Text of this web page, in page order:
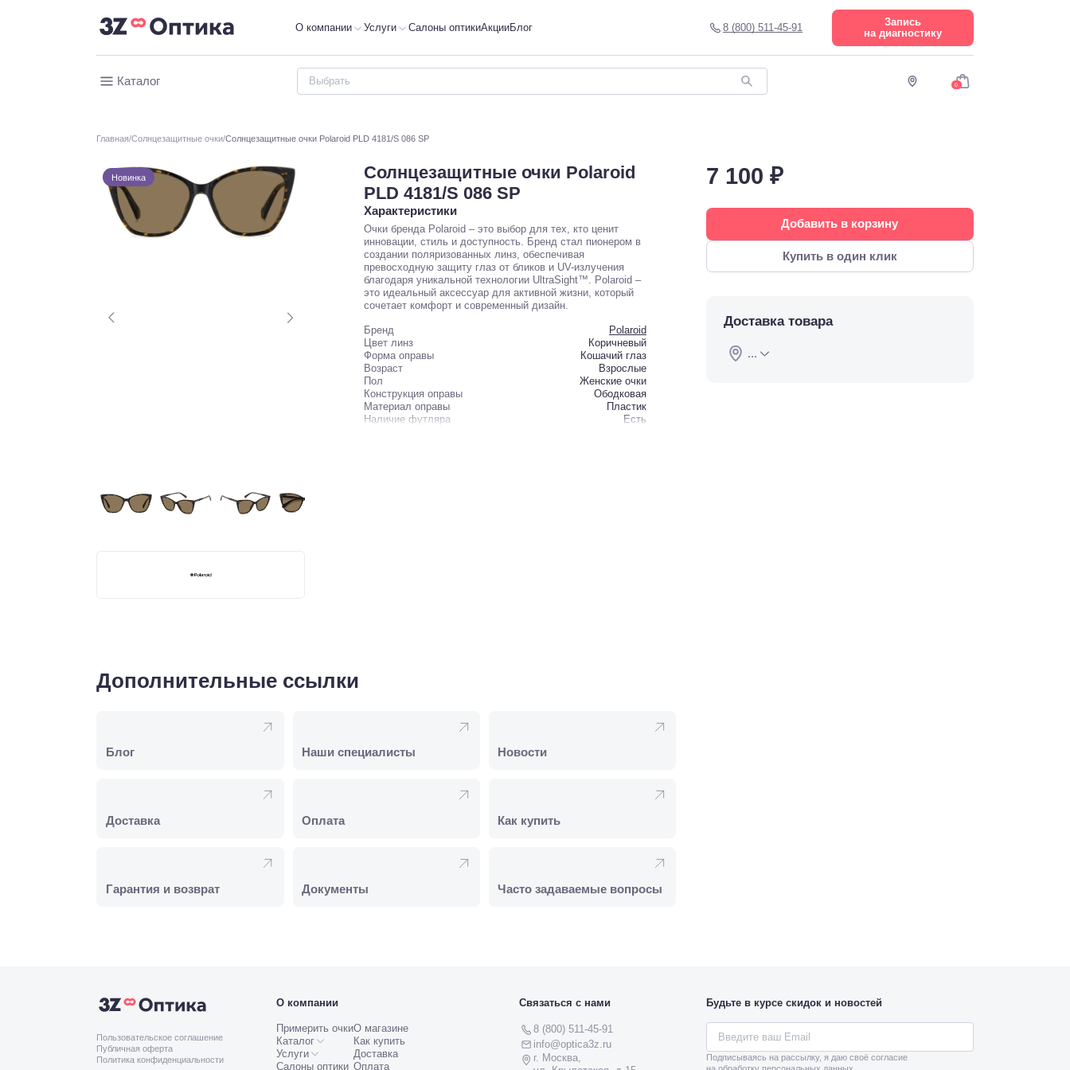
О компании Услуги Салоны оптикиАкцииБлог 8 (800) 511-45-91
Запись
на диагностику
Каталог 0
Главная Солнцезащитные очки Солнцезащитные очки Polaroid PLD 4181/S 086 SP
Новинка
Солнцезащитные очки Polaroid
PLD 4181/S 086 SP
Характеристики
Очки бренда Polaroid – это выбор для тех, кто ценит
инновации, стиль и доступность. Бренд стал пионером в
создании поляризованных линз, обеспечивая
превосходную защиту глаз от бликов и UV-излучения
благодаря уникальной технологии UltraSight™. Polaroid –
это идеальный аксессуар для активной жизни, который
сочетает комфорт и современный дизайн.
Бренд
Polaroid
Цвет линз
Коричневый
Форма оправы
Кошачий глаз
Возраст
Взрослые
Пол
Женские очки
Конструкция оправы
Ободковая
Материал оправы
Пластик
Наличие футляра
Есть
7 100 ₽
Добавить в корзину
Купить в один клик
Доставка товара
...
Дополнительные ссылки
Блог Наши специалисты Новости
Доставка Оплата Как купить
Гарантия и возврат Документы Часто задаваемые вопросы
Пользовательское соглашение
Публичная оферта
Политика конфиденциальности
О компании
Примерить очки
Каталог
Услуги
Салоны оптики
О магазине
Как купить
Доставка
Оплата
Связаться с нами
8 (800) 511-45-91
info@optica3z.ru
г. Москва,
Будьте в курсе скидок и новостей
Подписываясь на рассылку, я даю своё согласие